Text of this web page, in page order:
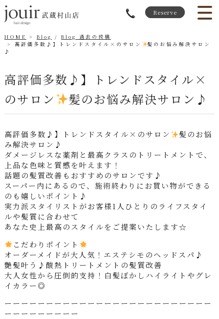
Reserve
HOME Blog / Blog 過去の投稿
高評価多数♪】トレンドスタイル×のサロン
髪のお悩み解決サロン
♪
高評価多数♪】トレンドスタイル×
のサロン
髪のお悩み解決サロン♪
高評価多数♪】トレンドスタイル×のサロン
髪のお悩
み解決サロン♪
ダメージレスな薬剤と最高クラスのトリートメントで、
上品な色味と質感を叶えます！
話題の髪質改善もおすすめのサロンです♪
スーパー内にあるので、施術終わりにお買い物ができる
のも嬉しいポイント♪
実力派スタイリストがお客様1人ひとりのライフスタイ
ルや髪質に合わせて
あなた史上最高のスタイルをご提案いたします☆
こだわりポイント
オーダーメイドが大人気！エステシモのヘッドスパ♪
艶髪叶う♪酸熱トリートメントの髪質改善
大人女性から圧倒的支持！白髪ぼかしハイライトやグレ
イカラー◎
ーーーーーーーーーーーーーーーーーーーーーーーーー
ーーーーーーーーー